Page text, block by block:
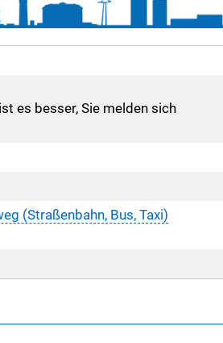
es besser, Sie melden sich
(Straßenbahn, Bus, Taxi)